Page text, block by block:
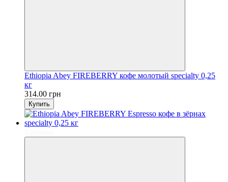
Ethiopia Abey FIREBERRY кофе молотый specialty 0,25
кг
314.00 грн
Купить